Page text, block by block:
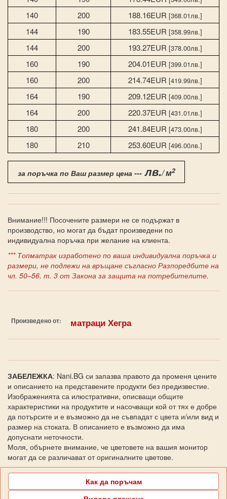
140 200 188.16EUR [368.01лв.]
144 190 183.55EUR [358.99лв.]
144 200 193.27EUR [378.00лв.]
160 190 204.01EUR [399.01лв.]
160 200 214.74EUR [419.99лв.]
164 190 209.12EUR [409.00лв.]
164 200 220.37EUR [431.01лв.]
180 200 241.84EUR [473.00лв.]
180 210 253.60EUR [496.00лв.]
за поръчка по Ваш размер цена ---лв./ м2
Внимание!!! Посочените размери не се подържат в
производство, но могат да бъдат произведени по
индивидуална поръчка при желание на клиента.
*** Топматрак изработено по ваша индивидуална поръчка и
размери, не подлежи на връщане съгласно Разпоредбите на
чл. 50–56, т. 3 от Закона за защита на потребителите.
Произведено от: матраци Хегра
ЗАБЕЛЕЖКА: Nani.BG си запазва правото да променя цените
и описанието на представените продукти без предизвестие.
Изображенията са илюстративни, описващи общите
характеристики на продуктите и насочващи кой от тях е добре
да потърсите и е възможно да не съвпадат с цвета и/или вид и
размер на стоката. В описанието е възможно да има
допуснати неточности.
Моля, обърнете внимание, че цветовете на вашия монитор
могат да се различават от оригиналните цветове.
Как да поръчам